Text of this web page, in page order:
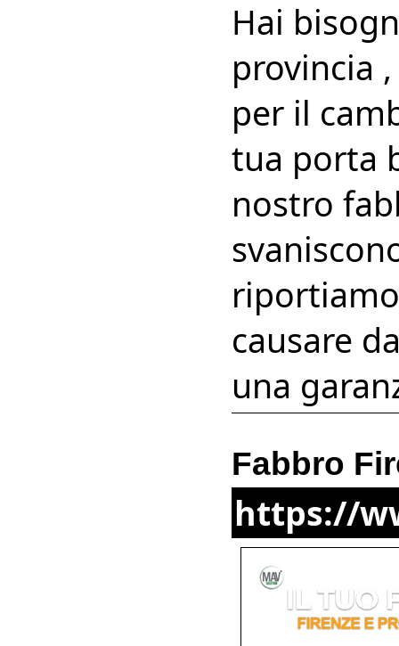
Hai
provincia
per il
tua porta
nostro
causare
una
Fabbro
https://